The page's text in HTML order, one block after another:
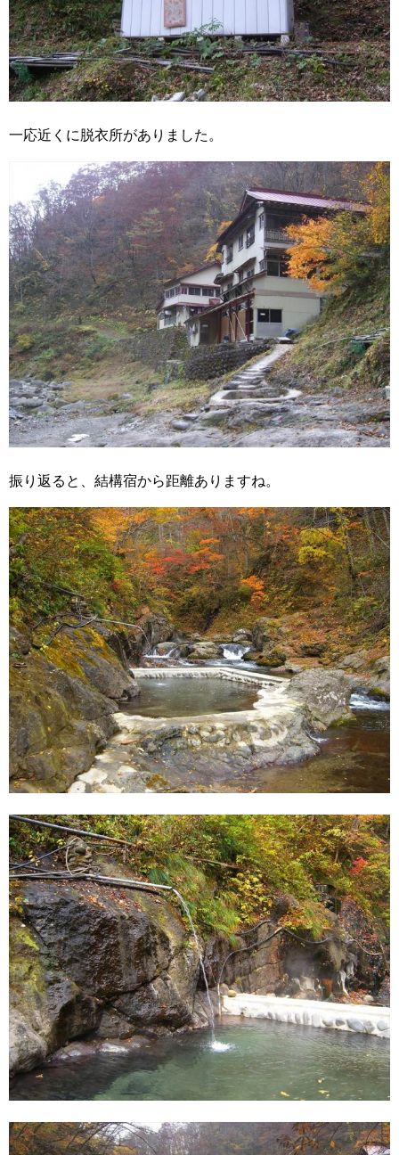
一応近くに脱衣所がありました。
振り返ると、結構宿から距離ありますね。